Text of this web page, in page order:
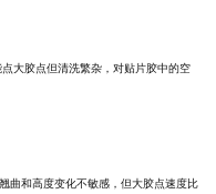
大胶点但清洗繁杂，对贴片胶中的空
曲和高度变化不敏感，但大胶点速度比